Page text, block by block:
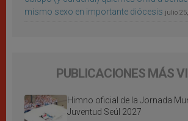
mismo sexo en importante diócesis julio
PUBLICACIONES MÁS
Himno oficial de la Jornada
Juventud Seúl 2027